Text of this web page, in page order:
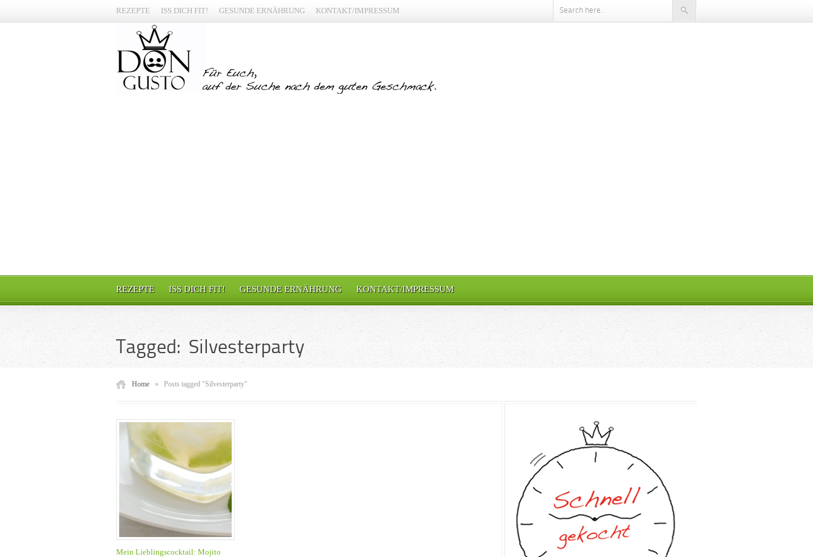
REZEPTE ISS DICH FIT! GESUNDE ERNÄHRUNG KONTAKT/IMPRESSUM
REZEPTE ISS DICH FIT! GESUNDE ERNÄHRUNG KONTAKT/IMPRESSUM
Tagged: Silvesterparty
Home » Posts tagged "Silvesterparty"
Mein Lieblingscocktail: Mojito